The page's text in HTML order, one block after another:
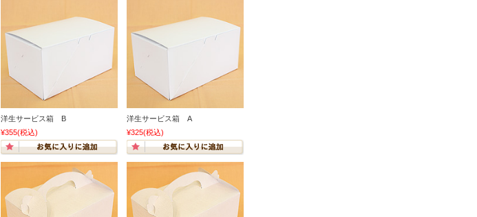
洋生サービス箱 B
¥355(税込)
洋生サービス箱 A
¥325(税込)